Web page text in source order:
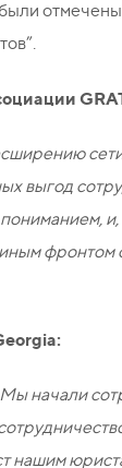
были отмечены
выгод
начали